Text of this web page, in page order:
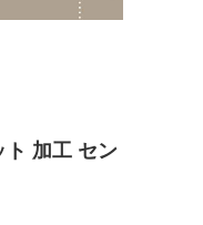
ト 加工 セン